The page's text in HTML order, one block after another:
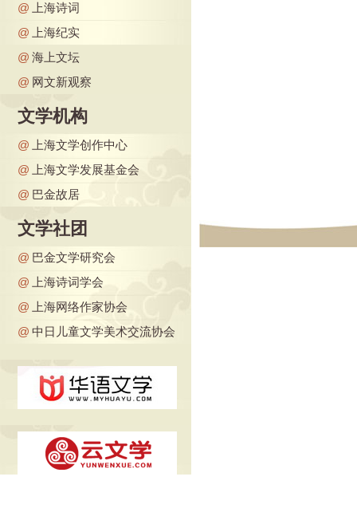
@
上海诗词
@
上海纪实
@ 海上文坛
@ 网文新观察
文学机构
@
上海文学创作中心
@
上海文学发展基金会
@ 巴金故居
文学社团
@ 巴金文学研究会
@
上海诗词学会
@
上海网络作家协会
@ 中日儿童文学美术交流协会